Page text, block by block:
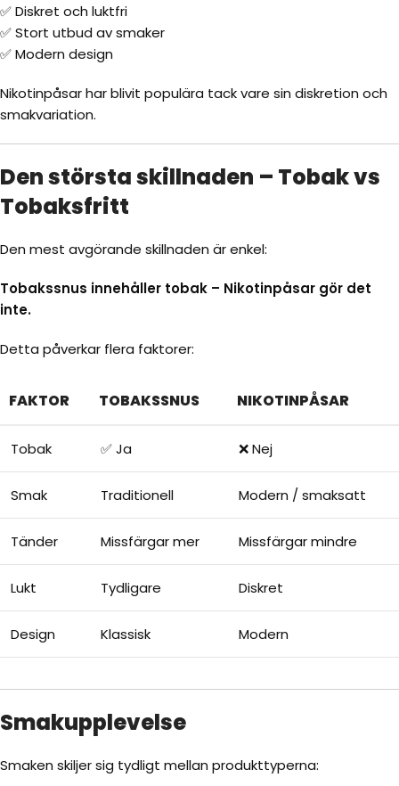
✅ Diskret och luktfri
✅ Stort utbud av smaker
✅ Modern design
Nikotinpåsar har blivit populära tack vare sin diskretion och
smakvariation.
Den största skillnaden – Tobak vs
Tobaksfritt
Den mest avgörande skillnaden är enkel:
Tobakssnus innehåller tobak – Nikotinpåsar gör det
inte.
Detta påverkar flera faktorer:
FAKTOR TOBAKSSNUS NIKOTINPÅSAR
Tobak ✅ Ja ❌ Nej
Smak Traditionell Modern / smaksatt
Tänder Missfärgar mer Missfärgar mindre
Lukt Tydligare Diskret
Design Klassisk Modern
Smakupplevelse
Smaken skiljer sig tydligt mellan produkttyperna: